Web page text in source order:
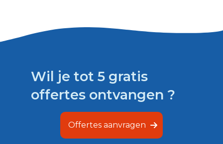
Wil je tot 5 gratis
offertes ontvangen ?
Offertes aanvragen